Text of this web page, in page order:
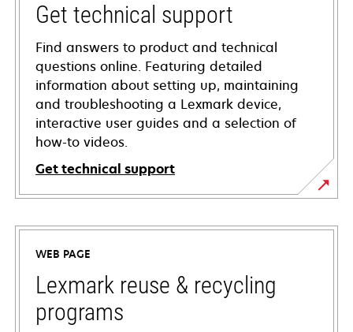
Get technical support
Find answers to product and technical
questions online. Featuring detailed
information about setting up, maintaining
and troubleshooting a Lexmark device,
interactive user guides and a selection of
how-to videos.
Get technical support
opens
in
new
tab
WEB PAGE
Lexmark reuse & recycling
programs